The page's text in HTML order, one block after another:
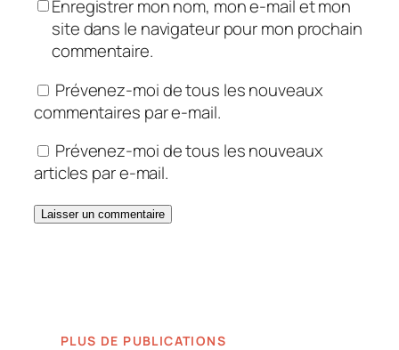
Enregistrer mon nom, mon e-mail et mon
site dans le navigateur pour mon prochain
commentaire.
Prévenez-moi de tous les nouveaux
commentaires par e-mail.
Prévenez-moi de tous les nouveaux
articles par e-mail.
PLUS DE PUBLICATIONS